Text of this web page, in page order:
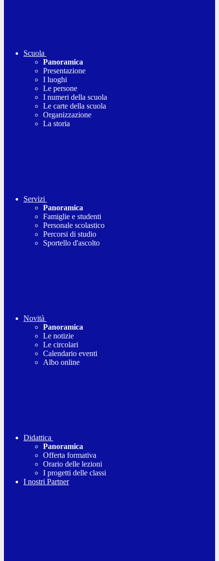
Scuola
Panoramica
Presentazione
I luoghi
Le persone
I numeri della scuola
Le carte della scuola
Organizzazione
La storia
Servizi
Panoramica
Famiglie e studenti
Personale scolastico
Percorsi di studio
Sportello d'ascolto
Novità
Panoramica
Le notizie
Le circolari
Calendario eventi
Albo online
Didattica
Panoramica
Offerta formativa
Orario delle lezioni
I progetti delle classi
I nostri Partner